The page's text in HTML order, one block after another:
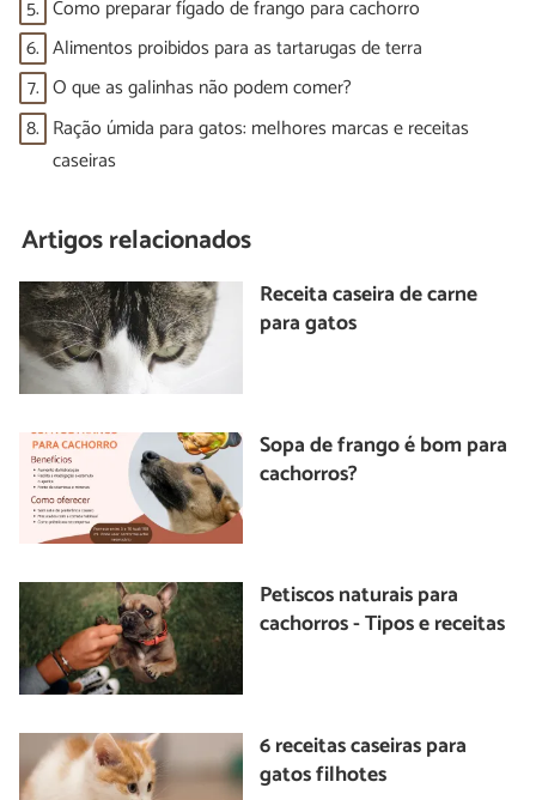
5. Como preparar fígado de frango para cachorro
6. Alimentos proibidos para as tartarugas de terra
7. O que as galinhas não podem comer?
8. Ração úmida para gatos: melhores marcas e receitas
caseiras
Artigos relacionados
Receita caseira de carne
para gatos
Sopa de frango é bom para
cachorros?
Petiscos naturais para
cachorros - Tipos e receitas
6 receitas caseiras para
gatos filhotes